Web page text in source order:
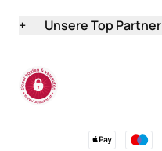
+
Unsere Top Partner